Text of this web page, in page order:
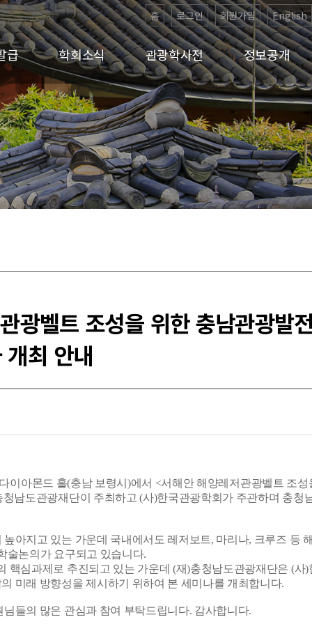
홈 로그인 회원가입 English
급 학회소식 관광학사전 정보공개
광벨트 조성을 위한 충남관광발
개최 안내
이아몬드 홀(충남 보령시)에서 <서해안 해양레저관광벨트 조성
남도관광재단이 주최하고 (사)한국관광학회가 주관하며 충청
아지고 있는 가운데 국내에서도 레저보트, 마리나, 크루즈 등
술논의가 요구되고 있습니다.
핵심과제로 추진되고 있는 가운데 (재)충청남도관광재단은 (사)
미래 방향성을 제시하기 위하여 본 세미나를 개최합니다.
들의 많은 관심과 참여 부탁드립니다. 감사합니다.